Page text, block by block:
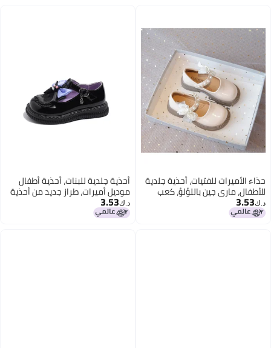
حذاء الأميرات للفتيات، أحذية جلدية
للأطفال، ماري جين باللؤلؤ، كعب
ربيعي/خريفي، حذاء رسمي
د.ك‏3.53
أحذية جلدية للبنات، أحذية أطفال
موديل أميرات، طراز جديد من أحذية
البنات ذات النعل اللين، أحذية
مسطحة عصرية بتصميم فراشة
د.ك‏3.53